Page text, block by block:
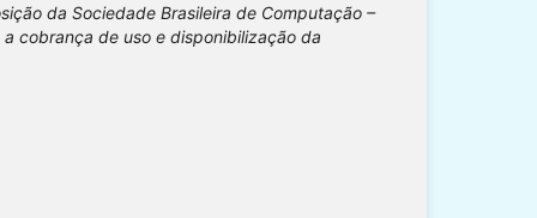
da Sociedade Brasileira de Computação –
cobrança de uso e disponibilização da